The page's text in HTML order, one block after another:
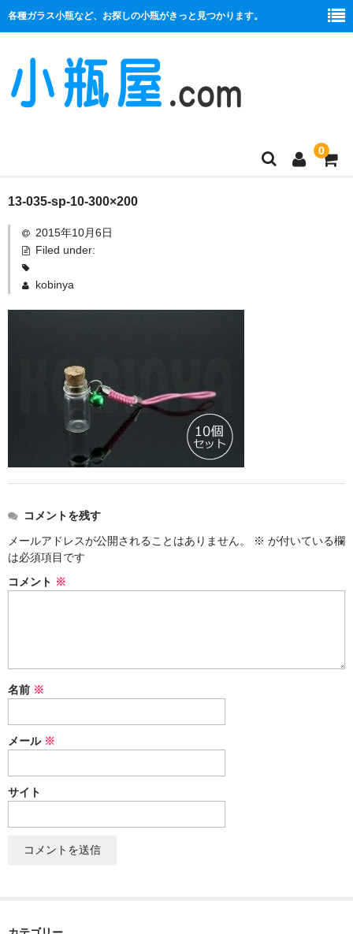
各種ガラス小瓶など、お探しの小瓶がきっと見つかります。
0
商品一覧
絞り口
ストレート
コルク栓
ストラップ付き
ふた付き
単品
セット
アウトレット
お問い合わせ
13-035-sp-10-300×200
2015年10月6日
Filed under:
kobinya
コメントを残す
メールアドレスが公開されることはありません。
※ が付いている欄
は必須項目です
コメント ※
名前 ※
メール ※
サイト